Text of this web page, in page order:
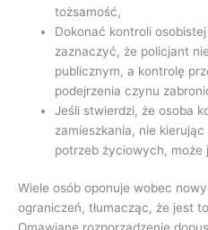
tożsamość,
Dokonać kontroli
zaznaczyć, że policjant
publicznym, a kontrolę
podejrzenia czynu
Jeśli stwierdzi, że osoba
zamieszkania, nie
potrzeb życiowych, może
Wiele osób oponuje wobec
ograniczeń, tłumacząc, że jest